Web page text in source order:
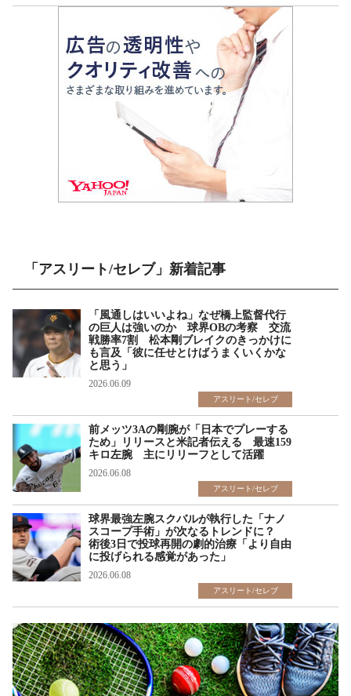
「アスリート/セレブ」新着記事
「風通しはいいよね」なぜ橋上監督代行
の巨人は強いのか 球界OBの考察 交流
戦勝率7割 松本剛ブレイクのきっかけに
も言及「彼に任せとけばうまくいくかな
と思う」
2026.06.09
アスリート/セレブ
前メッツ3Aの剛腕が「日本でプレーする
ため」リリースと米記者伝える 最速159
キロ左腕 主にリリーフとして活躍
2026.06.08
アスリート/セレブ
球界最強左腕スクバルが執行した「ナノ
スコープ手術」が次なるトレンドに？
術後3日で投球再開の劇的治療「より自由
に投げられる感覚があった」
2026.06.08
アスリート/セレブ